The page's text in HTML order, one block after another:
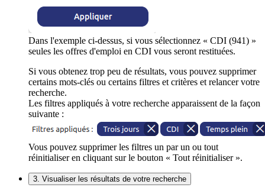
Dans l'exemple ci-dessus, si vous sélectionnez « CDI (941) »
seules les offres d'emploi en CDI vous seront restituées.
Si vous obtenez trop peu de résultats, vous pouvez supprimer
certains mots-clés ou certains filtres et critères et relancer votre
recherche.
Les filtres appliqués à votre recherche apparaissent de la façon
suivante :
Vous pouvez supprimer les filtres un par un ou tout
réinitialiser en cliquant sur le bouton « Tout réinitialiser ».
3. Visualiser les résultats de votre recherche